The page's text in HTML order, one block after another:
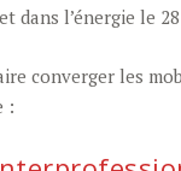
dans l’énergie le
converger les
: